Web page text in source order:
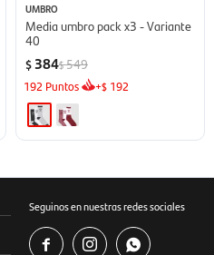
UMBRO
Media umbro pack x3 - Variante
40
$ 384$549
192 Puntos +$ 192
Seguinos en nuestras redes sociales
  